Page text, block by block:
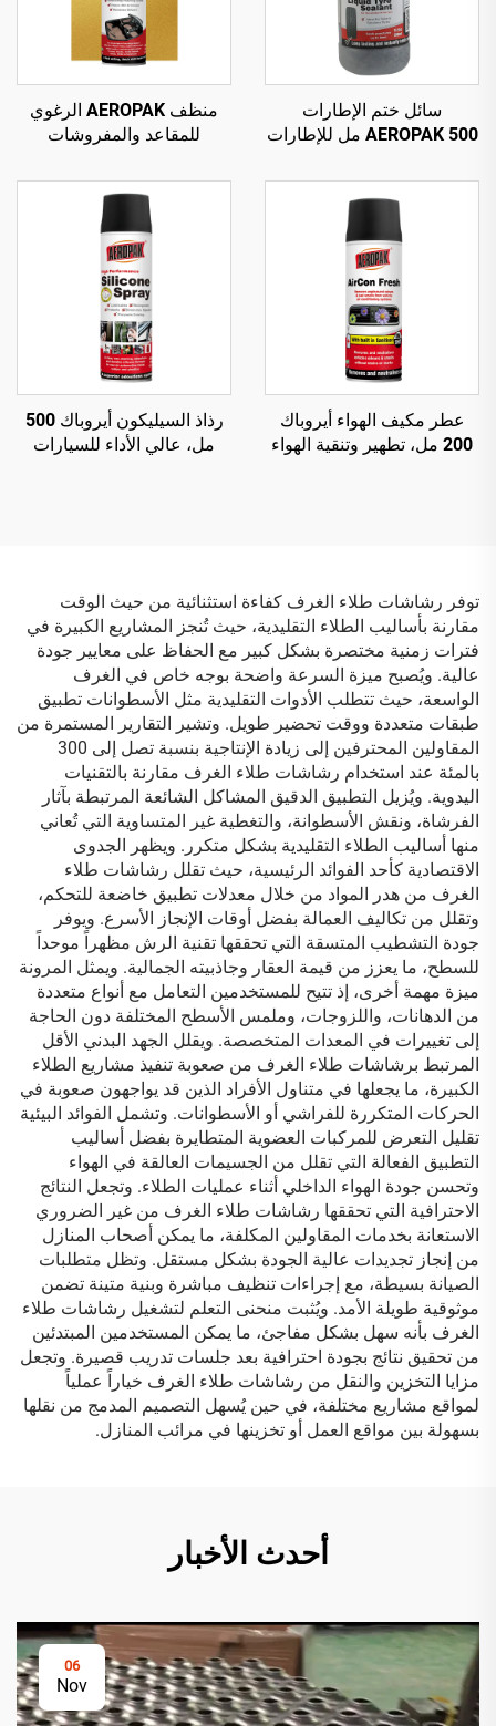
سائل ختم الإطارات
AEROPAK 500 مل للإطارات
استخدامه مع ضاغط هواء
منظف AEROPAK الرغوي
للمقاعد والمفروشات
متعدد الأغراض
عطر مكيف الهواء أيروباك
200 مل، تطهير وتنقية الهواء
رذاذ السيليكون أيروباك 500
مل، عالي الأداء للسيارات
توفر رشاشات طلاء الغرف كفاءة استثنائية من حيث الوقت
مقارنة بأساليب الطلاء التقليدية، حيث تُنجز المشاريع الكبيرة في
فترات زمنية مختصرة بشكل كبير مع الحفاظ على معايير جودة
عالية. ويُصبح ميزة السرعة واضحة بوجه خاص في الغرف
الواسعة، حيث تتطلب الأدوات التقليدية مثل الأسطوانات تطبيق
طبقات متعددة ووقت تحضير طويل. وتشير التقارير المستمرة من
المقاولين المحترفين إلى زيادة الإنتاجية بنسبة تصل إلى 300
بالمئة عند استخدام رشاشات طلاء الغرف مقارنة بالتقنيات
اليدوية. ويُزيل التطبيق الدقيق المشاكل الشائعة المرتبطة بآثار
الفرشاة، ونقش الأسطوانة، والتغطية غير المتساوية التي تُعاني
منها أساليب الطلاء التقليدية بشكل متكرر. ويظهر الجدوى
الاقتصادية كأحد الفوائد الرئيسية، حيث تقلل رشاشات طلاء
الغرف من هدر المواد من خلال معدلات تطبيق خاضعة للتحكم،
وتقلل من تكاليف العمالة بفضل أوقات الإنجاز الأسرع. ويوفر
جودة التشطيب المتسقة التي تحققها تقنية الرش مظهراً موحداً
للسطح، ما يعزز من قيمة العقار وجاذبيته الجمالية. ويمثل المرونة
ميزة مهمة أخرى، إذ تتيح للمستخدمين التعامل مع أنواع متعددة
من الدهانات، واللزوجات، وملمس الأسطح المختلفة دون الحاجة
إلى تغييرات في المعدات المتخصصة. ويقلل الجهد البدني الأقل
المرتبط برشاشات طلاء الغرف من صعوبة تنفيذ مشاريع الطلاء
الكبيرة، ما يجعلها في متناول الأفراد الذين قد يواجهون صعوبة في
الحركات المتكررة للفراشي أو الأسطوانات. وتشمل الفوائد البيئية
تقليل التعرض للمركبات العضوية المتطايرة بفضل أساليب
التطبيق الفعالة التي تقلل من الجسيمات العالقة في الهواء
وتحسن جودة الهواء الداخلي أثناء عمليات الطلاء. وتجعل النتائج
الاحترافية التي تحققها رشاشات طلاء الغرف من غير الضروري
الاستعانة بخدمات المقاولين المكلفة، ما يمكن أصحاب المنازل
من إنجاز تجديدات عالية الجودة بشكل مستقل. وتظل متطلبات
الصيانة بسيطة، مع إجراءات تنظيف مباشرة وبنية متينة تضمن
موثوقية طويلة الأمد. ويُثبت منحنى التعلم لتشغيل رشاشات طلاء
الغرف بأنه سهل بشكل مفاجئ، ما يمكن المستخدمين المبتدئين
من تحقيق نتائج بجودة احترافية بعد جلسات تدريب قصيرة. وتجعل
مزايا التخزين والنقل من رشاشات طلاء الغرف خياراً عملياً
لمواقع مشاريع مختلفة، في حين يُسهل التصميم المدمج من نقلها
بسهولة بين مواقع العمل أو تخزينها في مرائب المنازل.
أحدث الأخبار
06
Nov